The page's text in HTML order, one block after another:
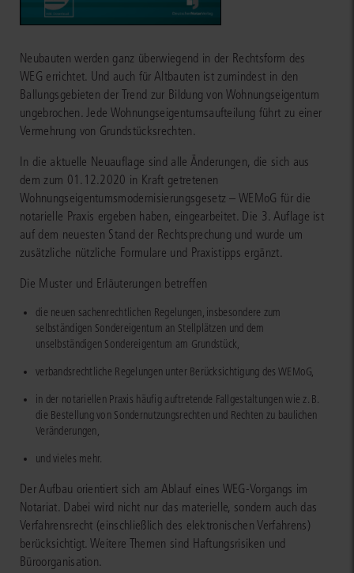
Neubauten werden ganz überwiegend in der Rechtsform des
WEG errichtet. Und auch für Altbauten ist zumindest in den
Ballungsgebieten der Trend zur Bildung von Wohnungseigentum
ungebrochen. Jede Wohnungseigentumsaufteilung führt zu einer
Vermehrung von Grundstücksrechten.
In die aktuelle Neuauflage sind alle Änderungen, die sich aus
dem zum 01.12.2020 in Kraft getretenen
Wohnungseigentumsmodernisierungsgesetz – WEMoG für die
notarielle Praxis ergeben haben, eingearbeitet. Die 3. Auflage ist
auf dem neuesten Stand der Rechtsprechung und wurde um
zusätzliche nützliche Formulare und Praxistipps ergänzt.
Die Muster und Erläuterungen betreffen
die neuen sachenrechtlichen Regelungen, insbesondere zum
selbständigen Sondereigentum an Stellplätzen und dem
unselbständigen Sondereigentum am Grundstück,
verbandsrechtliche Regelungen unter Berücksichtigung des WEMoG,
in der notariellen Praxis häufig auftretende Fallgestaltungen wie z. B.
die Bestellung von Sondernutzungsrechten und Rechten zu baulichen
Veränderungen,
und vieles mehr.
Der Aufbau orientiert sich am Ablauf eines WEG-Vorgangs im
Notariat. Dabei wird nicht nur das materielle, sondern auch das
Verfahrensrecht (einschließlich des elektronischen Verfahrens)
berücksichtigt. Weitere Themen sind Haftungsrisiken und
Büroorganisation.